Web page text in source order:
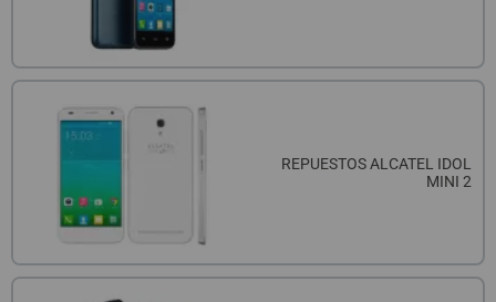
REPUESTOS ALCATEL IDOL
MINI 2